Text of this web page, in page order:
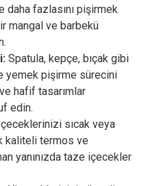
fazlasını pişirmek
mangal ve barbekü
Spatula, kepçe, bıçak gibi
yemek pişirme sürecini
hafif tasarımlar
edin.
sıcak veya
kaliteli termos ve
yanınızda taze içecekler